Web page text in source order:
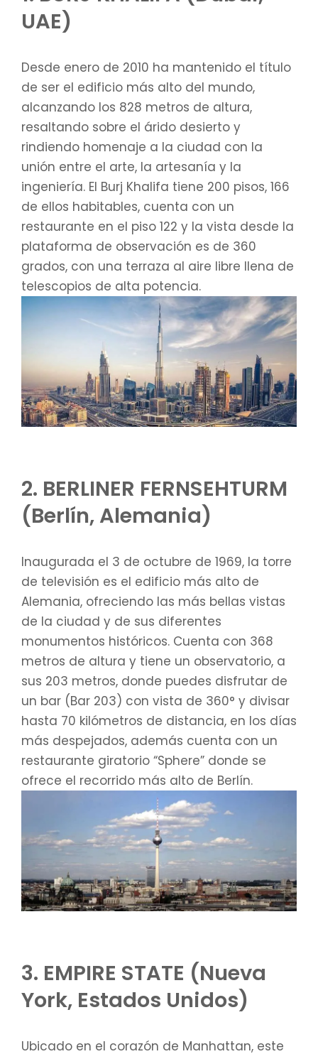
UAE)
Desde enero de 2010 ha mantenido el título
de ser el edificio más alto del mundo,
alcanzando los 828 metros de altura,
resaltando sobre el árido desierto y
rindiendo homenaje a la ciudad con la
unión entre el arte, la artesanía y la
ingeniería. El Burj Khalifa tiene 200 pisos, 166
de ellos habitables, cuenta con un
restaurante en el piso 122 y la vista desde la
plataforma de observación es de 360
grados, con una terraza al aire libre llena de
telescopios de alta potencia.
2. BERLINER FERNSEHTURM
(Berlín, Alemania)
Inaugurada el 3 de octubre de 1969, la torre
de televisión es el edificio más alto de
Alemania, ofreciendo las más bellas vistas
de la ciudad y de sus diferentes
monumentos históricos. Cuenta con 368
metros de altura y tiene un observatorio, a
sus 203 metros, donde puedes disfrutar de
un bar (Bar 203) con vista de 360° y divisar
hasta 70 kilómetros de distancia, en los días
más despejados, además cuenta con un
restaurante giratorio “Sphere” donde se
ofrece el recorrido más alto de Berlín.
3. EMPIRE STATE (Nueva
York, Estados Unidos)
Ubicado en el corazón de Manhattan, este